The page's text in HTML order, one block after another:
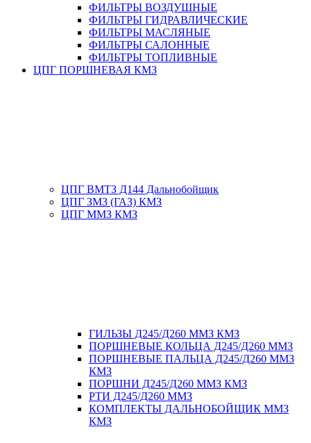
ФИЛЬТРЫ ВОЗДУШНЫЕ
ФИЛЬТРЫ ГИДРАВЛИЧЕСКИЕ
ФИЛЬТРЫ МАСЛЯНЫЕ
ФИЛЬТРЫ САЛОННЫЕ
ФИЛЬТРЫ ТОПЛИВНЫЕ
ЦПГ ПОРШНЕВАЯ КМЗ
ЦПГ ВМТЗ Д144 Дальнобойщик
ЦПГ ЗМЗ (ГАЗ) КМЗ
ЦПГ ММЗ КМЗ
ГИЛЬЗЫ Д245/Д260 ММЗ КМЗ
ПОРШНЕВЫЕ КОЛЬЦА Д245/Д260 ММЗ
ПОРШНЕВЫЕ ПАЛЬЦА Д245/Д260 ММЗ
КМЗ
ПОРШНИ Д245/Д260 ММЗ КМЗ
РТИ Д245/Д260 ММЗ
КОМПЛЕКТЫ ДАЛЬНОБОЙЩИК ММЗ
КМЗ